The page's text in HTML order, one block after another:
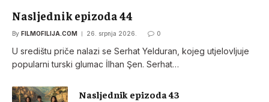
Nasljednik epizoda 44
By FILMOFILIJA.COM 26. srpnja 2026. 0
U središtu priče nalazi se Serhat Yelduran, kojeg utjelovljuje
popularni turski glumac İlhan Şen. Serhat…
Nasljednik epizoda 43